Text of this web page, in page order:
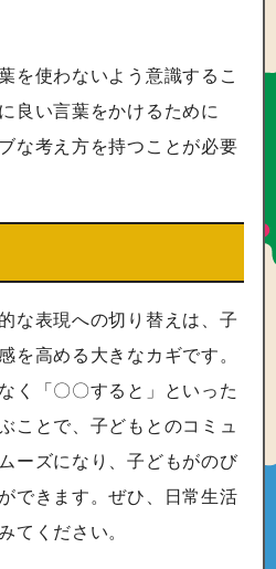
を使わないよう意識するこ
良い言葉をかけるために
な考え方を持つことが必要
な表現への切り替えは、子
を高める大きなカギです。
く「〇〇すると」といった
ことで、子どもとのコミュ
ーズになり、子どもがのび
できます。ぜひ、日常生活
てください。